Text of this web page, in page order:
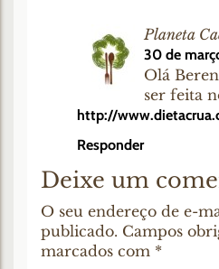
Planeta
30 de
Olá
ser feita
http://
Responder
Deixe um
O seu endereço de e-
publicado. Campos
marcados com *